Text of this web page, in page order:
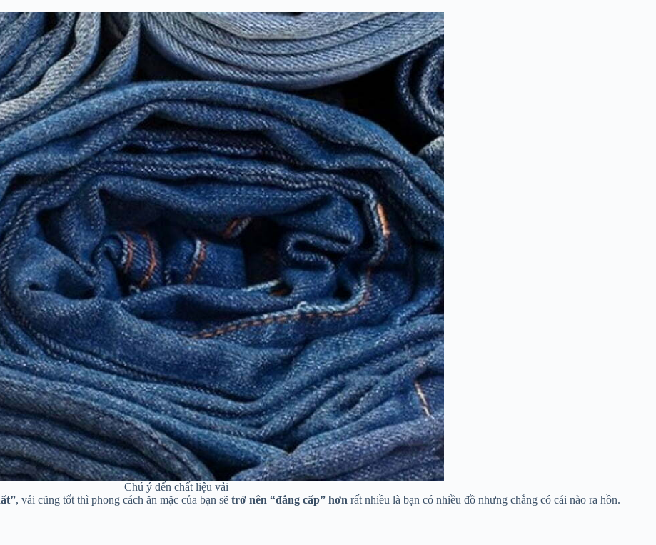
Chú ý đến chất liệu vải
, vải cũng tốt thì phong cách ăn mặc của bạn sẽ trở nên “đẳng cấp” hơn rất nhiều là bạn có nhiều đồ nhưng chẳng có cái nào ra hồn.